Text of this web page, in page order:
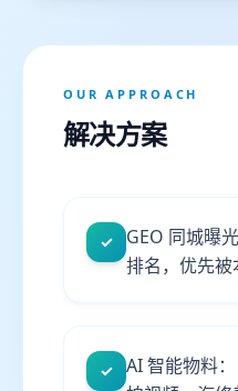
OUR APPROACH
解决方案
✓
GEO 同城曝
排名，优先
✓
AI 智能物料